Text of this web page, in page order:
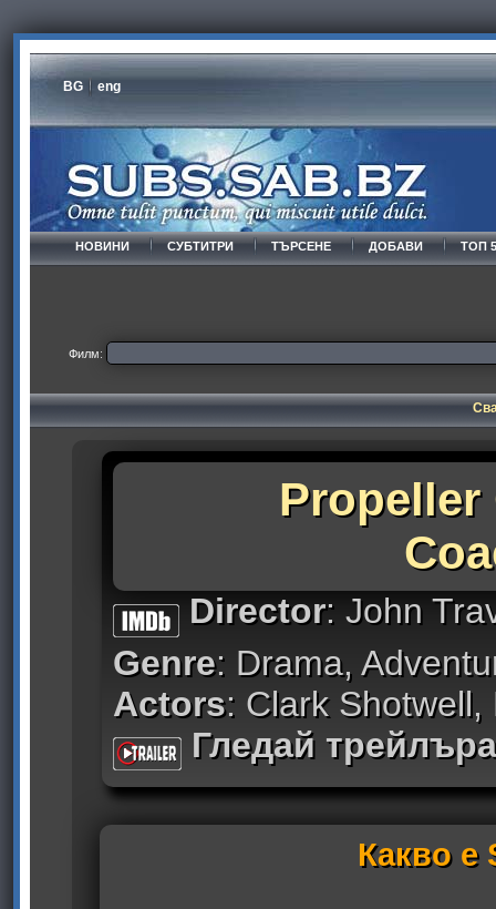
BG eng
НОВИНИ СУБТИТРИ ТЪРСЕНЕ ДОБАВИ ТОП
Филм:
Propeller
Director: John
Genre: Drama,
Actors: Clark
Гледай трейлъра
Какво е